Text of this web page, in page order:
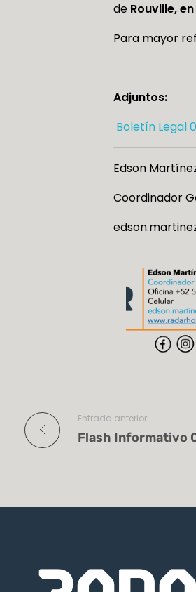
de Rouville,
Para mayor
Adjuntos:
Boletín Legal
Edson
Coordinador
Entrada anterior